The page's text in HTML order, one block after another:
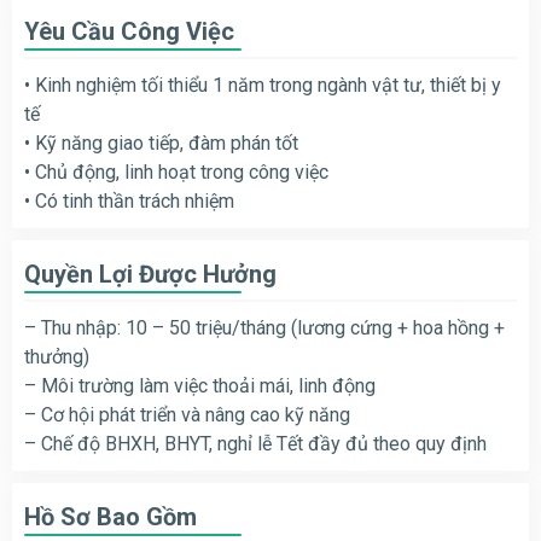
Yêu Cầu Công Việc
• Kinh nghiệm tối thiểu 1 năm trong ngành vật tư, thiết bị y
tế
• Kỹ năng giao tiếp, đàm phán tốt
• Chủ động, linh hoạt trong công việc
• Có tinh thần trách nhiệm
Quyền Lợi Được Hưởng
– Thu nhập: 10 – 50 triệu/tháng (lương cứng + hoa hồng +
thưởng)
– Môi trường làm việc thoải mái, linh động
– Cơ hội phát triển và nâng cao kỹ năng
– Chế độ BHXH, BHYT, nghỉ lễ Tết đầy đủ theo quy định
Hồ Sơ Bao Gồm